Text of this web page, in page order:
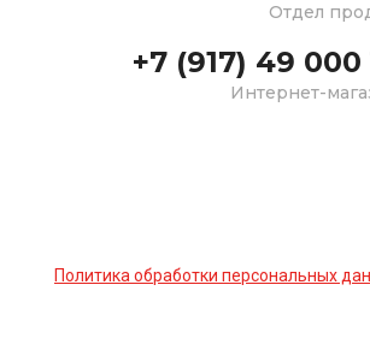
Отдел
+7 (917) 49 000
Интернет-
Политика обработки персональных